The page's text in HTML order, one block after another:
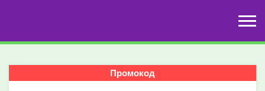
Промокод